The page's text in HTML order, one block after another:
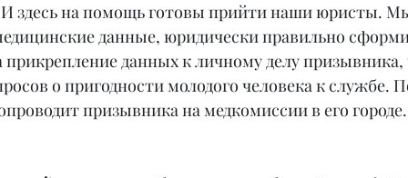
И здесь на помощь готовы прийти наши юристы.
данные, юридически правильно
прикрепление данных к личному делу
о пригодности молодого человека к службе.
призывника на медкомиссии в его городе.